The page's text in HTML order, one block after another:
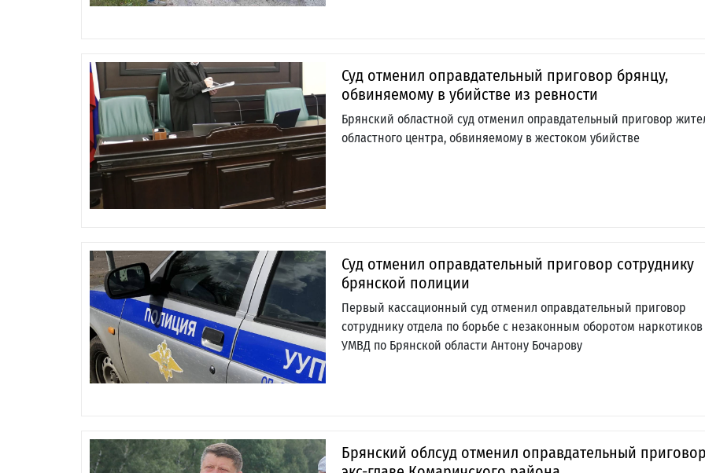
Суд отменил оправдательный приговор брянцу,
обвиняемому в убийстве из ревности
Брянский областной суд отменил оправдательный приговор
областного центра, обвиняемому в жестоком убийстве
Суд отменил оправдательный приговор сотруднику
брянской полиции
Первый кассационный суд отменил оправдательный приговор
сотруднику отдела по борьбе с незаконным оборотом наркотиков
УМВД по Брянской области Антону Бочарову
Брянский облсуд отменил оправдательный приговор